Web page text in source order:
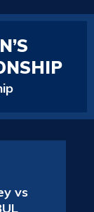
vs